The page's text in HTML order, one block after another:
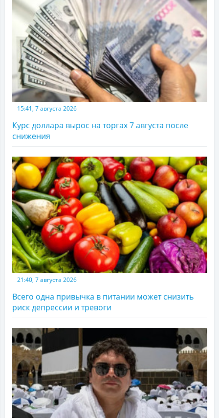
15:41, 7 августа 2026
Курс доллара вырос на торгах 7 августа после
снижения
21:40, 7 августа 2026
Всего одна привычка в питании может снизить
риск депрессии и тревоги